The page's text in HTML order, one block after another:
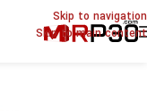
Skip to navigation
Skip to main content